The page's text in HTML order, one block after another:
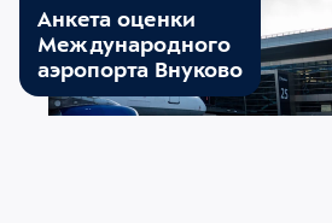
Анкета оценки
Международного
аэропорта Внуково